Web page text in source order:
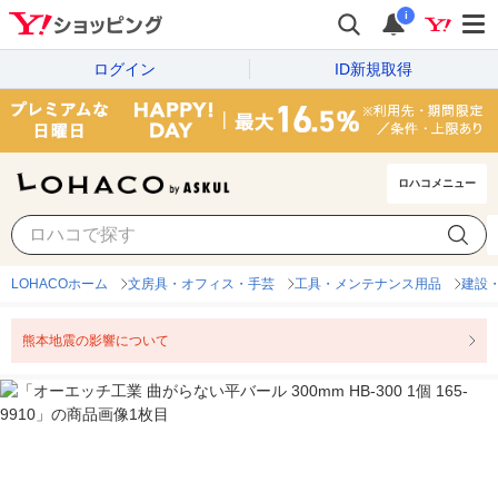
i
ログイン ID新規取得
ロハコメニュー
LOHACOホーム 文房具・オフィス・手芸 工具・メンテナンス用品 建設
熊本地震の影響について